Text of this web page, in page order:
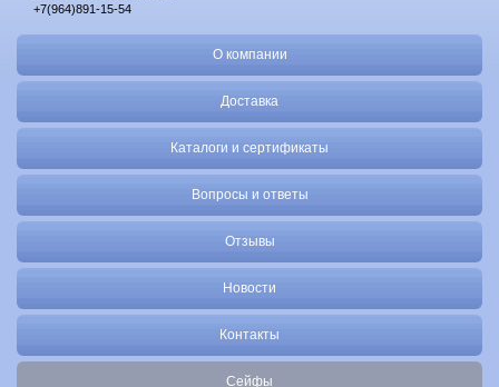
+7(964)891-15-54
О компании
Доставка
Каталоги и сертификаты
Вопросы и ответы
Отзывы
Новости
Контакты
Сейфы